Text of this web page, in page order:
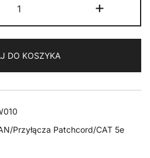
Kabel
LAN
CAT
5E
F/UTP
1m
+
DO KOSZYKA
Przyłącza Patchcord/CAT 5e